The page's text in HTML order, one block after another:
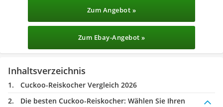
Zum Angebot »
Zum Ebay-Angebot »
Inhaltsverzeichnis
Cuckoo-Reiskocher Vergleich 2026
Die besten Cuckoo-Reiskocher: Wählen Sie Ihren